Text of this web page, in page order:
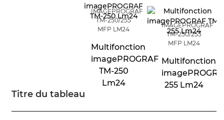
Titre du tableau
IMAGEPROGRAF
TM-250/255
MFP LM24
Multifonction
imagePROGRAF
TM-250
Lm24
IMAGEPROGRAF
TM-250/255
MFP LM24
Multifonction
255 Lm24